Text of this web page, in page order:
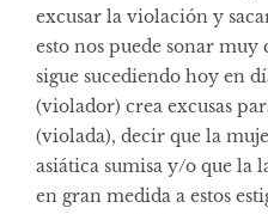
excusar la violación y
esto nos puede sonar muy
sigue sucediendo hoy en
(violador) crea excusas
(violada), decir que la
asiática sumisa y/o que la
en gran medida a estos